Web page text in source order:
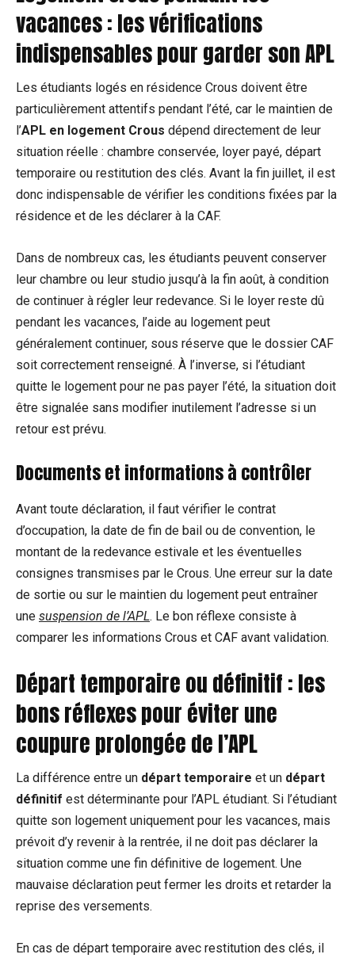
vacances : les vérifications
indispensables pour garder son APL
Les étudiants logés en résidence Crous doivent être
particulièrement attentifs pendant l’été, car le maintien de
l’APL en logement Crous dépend directement de leur
situation réelle : chambre conservée, loyer payé, départ
temporaire ou restitution des clés. Avant la fin juillet, il est
donc indispensable de vérifier les conditions fixées par la
résidence et de les déclarer à la CAF.
Dans de nombreux cas, les étudiants peuvent conserver
leur chambre ou leur studio jusqu’à la fin août, à condition
de continuer à régler leur redevance. Si le loyer reste dû
pendant les vacances, l’aide au logement peut
généralement continuer, sous réserve que le dossier CAF
soit correctement renseigné. À l’inverse, si l’étudiant
quitte le logement pour ne pas payer l’été, la situation doit
être signalée sans modifier inutilement l’adresse si un
retour est prévu.
Documents et informations à contrôler
Avant toute déclaration, il faut vérifier le contrat
d’occupation, la date de fin de bail ou de convention, le
montant de la redevance estivale et les éventuelles
consignes transmises par le Crous. Une erreur sur la date
de sortie ou sur le maintien du logement peut entraîner
une suspension de l’APL. Le bon réflexe consiste à
comparer les informations Crous et CAF avant validation.
Départ temporaire ou définitif : les
bons réflexes pour éviter une
coupure prolongée de l’APL
La différence entre un départ temporaire et un départ
définitif est déterminante pour l’APL étudiant. Si l’étudiant
quitte son logement uniquement pour les vacances, mais
prévoit d’y revenir à la rentrée, il ne doit pas déclarer la
situation comme une fin définitive de logement. Une
mauvaise déclaration peut fermer les droits et retarder la
reprise des versements.
En cas de départ temporaire avec restitution des clés, il